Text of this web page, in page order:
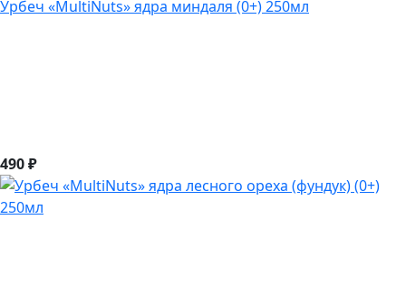
Урбеч «MultiNuts» ядра миндаля (0+) 250мл
490 ₽